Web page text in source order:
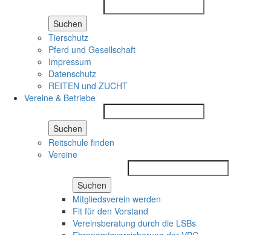
Suchen
Tierschutz
Pferd und Gesellschaft
Impressum
Datenschutz
REITEN und ZUCHT
Vereine & Betriebe
Suchen
Reitschule finden
Vereine
Suchen
Mitgliedsverein werden
Fit für den Vorstand
Vereinsberatung durch die LSBs